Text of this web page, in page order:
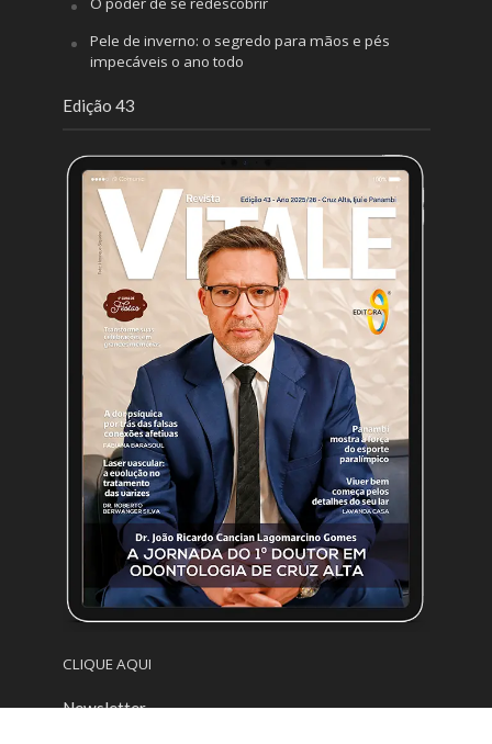
Pele de inverno: o segredo para mãos e pés
impecáveis o ano todo
Edição 43
CLIQUE AQUI
Newsletter